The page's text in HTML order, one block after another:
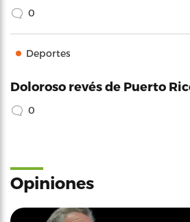
0
Deportes
Doloroso revés de Puerto
0
Opiniones